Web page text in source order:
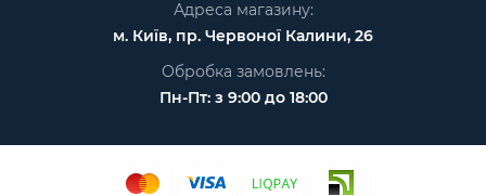
Адреса магазину:
м. Київ, пр. Червоної Калини, 26
Обробка замовлень:
Пн-Пт: з 9:00 до 18:00